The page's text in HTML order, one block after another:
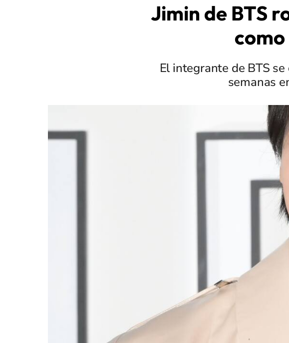
Jimin de BTS
El integrante de BTS
semanas